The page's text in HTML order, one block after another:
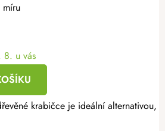
8. u vás
krabičce je ideální